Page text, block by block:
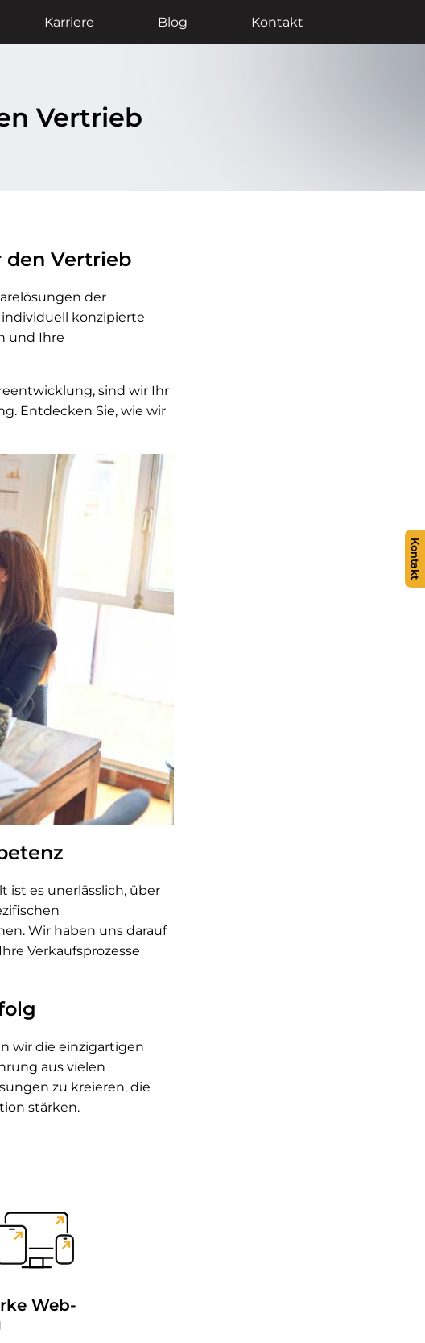
Karriere Blog Kontakt
Vertrieb
den Vertrieb
der
konzipierte
und Ihre
sind wir Ihr
Entdecken Sie, wie wir
es unerlässlich, über
Wir haben uns darauf
Verkaufsprozesse
wir die einzigartigen
aus vielen
zu kreieren, die
stärken.
Web-
Kontakt